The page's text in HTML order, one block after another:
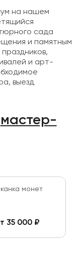
на нашем
сада
и памятным
и арт-
выезд
мастер-
монет
35 000₽